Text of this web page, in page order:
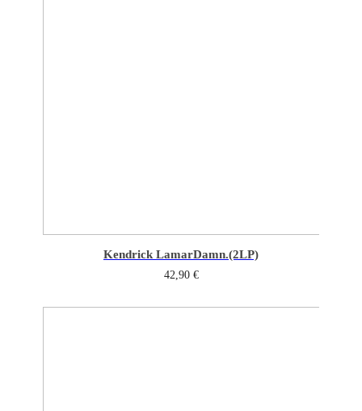
Kendrick LamarDamn.(2LP)
42,90 €